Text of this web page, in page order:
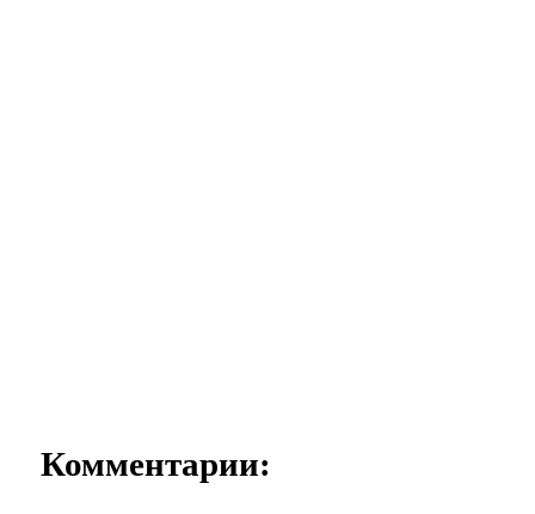
Комментарии: